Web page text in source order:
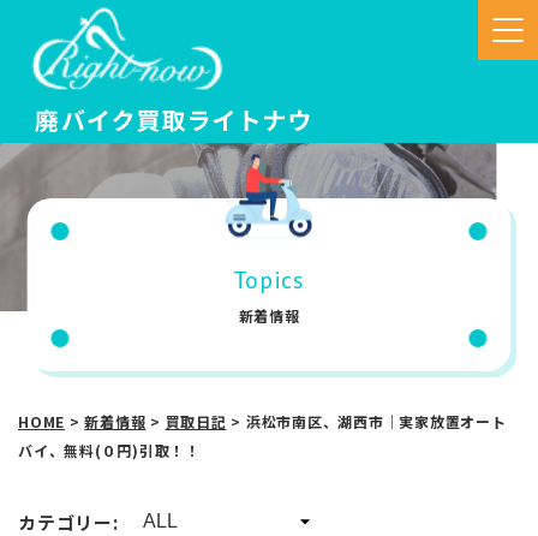
Topics
新着情報
HOME >新着情報 > 買取日記 > 浜松市南区、湖西市｜実家放置オート
バイ、無料(０円)引取！！
カテゴリー: